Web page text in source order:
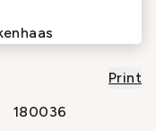
Print
180036